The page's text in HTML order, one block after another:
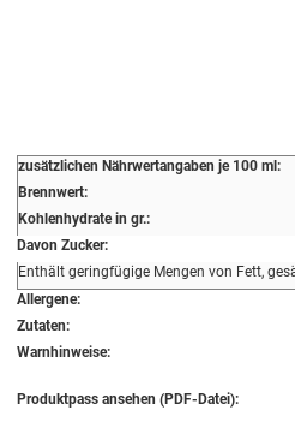
zusätzlichen Nährwertangaben je 100 ml:
Brennwert:
Kohlenhydrate in gr.:
Davon Zucker:
Enthält geringfügige Mengen von Fett,
Allergene:
Zutaten:
Warnhinweise:
Produktpass ansehen (PDF-Datei):